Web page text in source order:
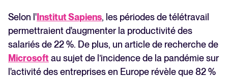
Selon l' Institut Sapiens, les périodes de télétravail
permettraient d'augmenter la productivité des
salariés de 22 %. De plus, un article de recherche de
Microsoftau sujet de l’incidence de la pandémie sur
l'activité des entreprises en Europe révèle que 82 %